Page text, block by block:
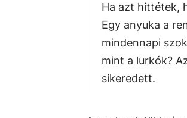
Ha azt hittétek,
Egy anyuka a
mindennapi
mint a lurkók?
sikeredett.